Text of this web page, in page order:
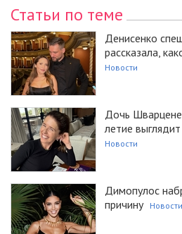
Статьи по теме
Денисенко
рассказала,
Новости
Дочь
летие
Новости
Димопулос
причину
Новости